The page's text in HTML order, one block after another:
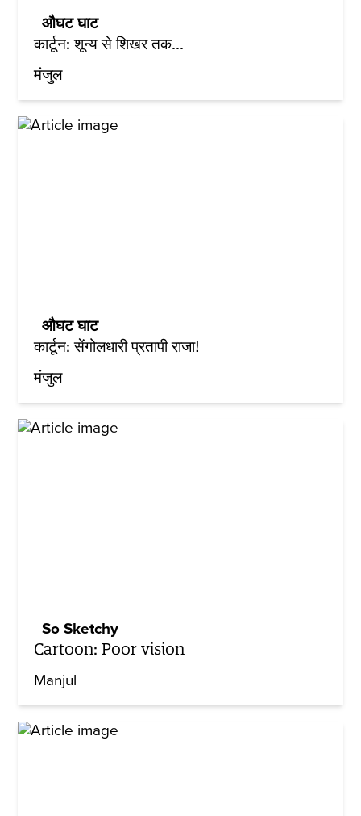
औघट घाट
कार्टून: शून्य से शिखर तक...
मंजुल
औघट घाट
कार्टून: सेंगोलधारी प्रतापी राजा!
मंजुल
So Sketchy
Cartoon: Poor vision
Manjul